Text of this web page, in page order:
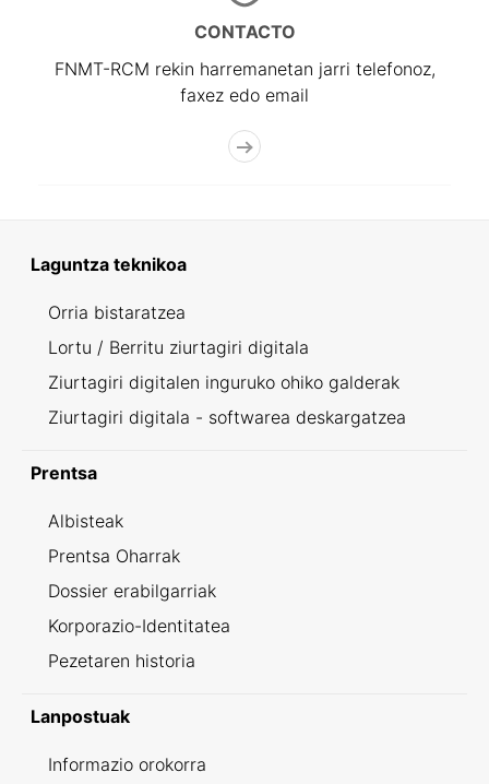
CONTACTO
FNMT-RCM rekin harremanetan jarri telefonoz,
faxez edo email
Laguntza teknikoa
Orria bistaratzea
Lortu / Berritu ziurtagiri digitala
Ziurtagiri digitalen inguruko ohiko galderak
Ziurtagiri digitala - softwarea deskargatzea
Prentsa
Albisteak
Prentsa Oharrak
Dossier erabilgarriak
Korporazio-Identitatea
Pezetaren historia
Lanpostuak
Informazio orokorra